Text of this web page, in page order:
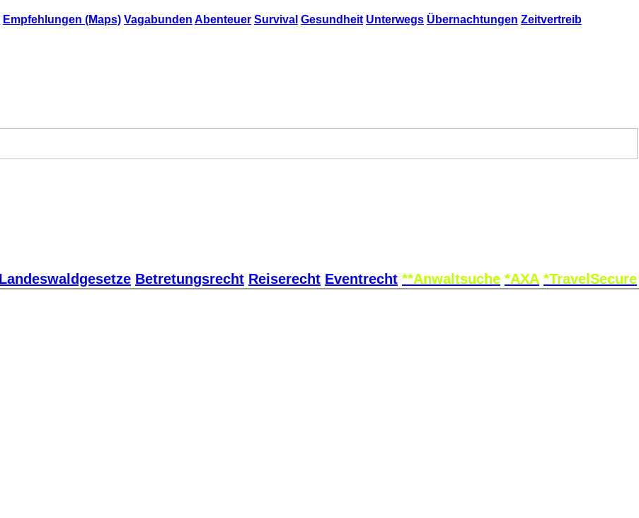
Empfehlungen (Maps) Vagabunden Abenteuer Survival Gesundheit Unterwegs Übernachtungen Zeitvertreib
Landeswaldgesetze Betretungsrecht Reiserecht Eventrecht **Anwaltsuche *AXA *TravelSecure